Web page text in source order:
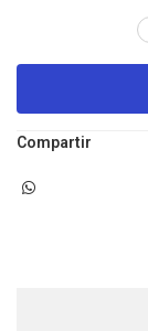
Compartir